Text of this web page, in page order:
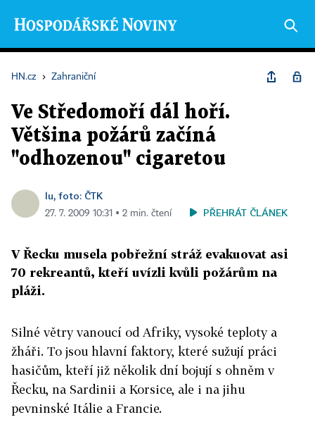
HN.cz › Zahraniční
Ve Středomoří dál hoří.
Většina požárů začíná
"odhozenou" cigaretou
lu, foto: ČTK
27. 7. 2009 10:31 ▪ 2 min. čtení PŘEHRÁT ČLÁNEK
V Řecku musela pobřežní stráž evakuovat asi
70 rekreantů, kteří uvízli kvůli požárům na
pláži.
Silné větry vanoucí od Afriky, vysoké teploty a
žháři. To jsou hlavní faktory, které sužují práci
hasičům, kteří již několik dní bojují s ohněm v
Řecku, na Sardinii a Korsice, ale i na jihu
pevninské Itálie a Francie.